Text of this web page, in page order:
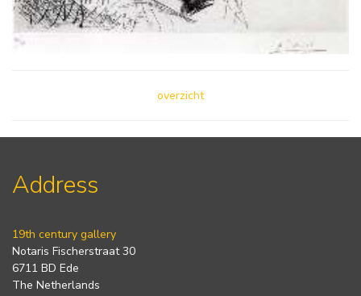
overzicht
Address
19th century gallery
Notaris Fischerstraat 30
6711 BD Ede
The Netherlands